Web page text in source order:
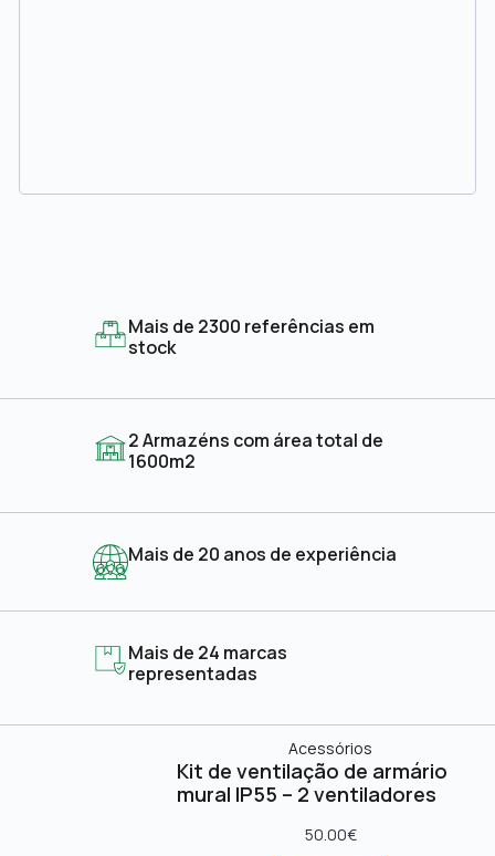
Mais de 2300 referências em
stock
2 Armazéns com área total de
1600m2
Mais de 20 anos de experiência
Mais de 24 marcas
representadas
Acessórios
Kit de ventilação de armário
mural IP55 – 2 ventiladores
50.00€